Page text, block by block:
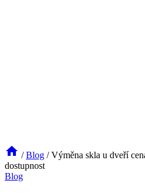
/ Blog / Výměna skla u dveří
dostupnost
Blog